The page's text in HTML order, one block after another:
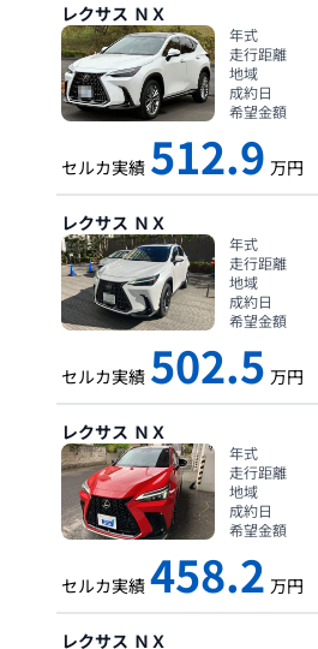
レクサス ＮＸ
年式
走行距離
地域
成約日
希望金額
セルカ実績 512.9 万円
レクサス ＮＸ
年式
走行距離
地域
成約日
希望金額
セルカ実績 502.5 万円
レクサス ＮＸ
年式
走行距離
地域
成約日
希望金額
セルカ実績 458.2 万円
レクサス ＮＸ